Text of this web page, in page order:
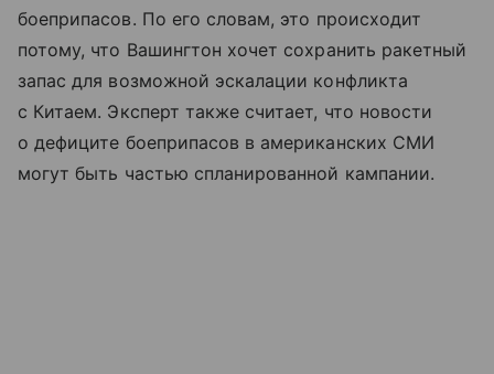
боеприпасов. По его словам, это происходит
потому, что Вашингтон хочет сохранить ракетный
запас для возможной эскалации конфликта
с Китаем. Эксперт также считает, что новости
о дефиците боеприпасов в американских СМИ
могут быть частью спланированной кампании.